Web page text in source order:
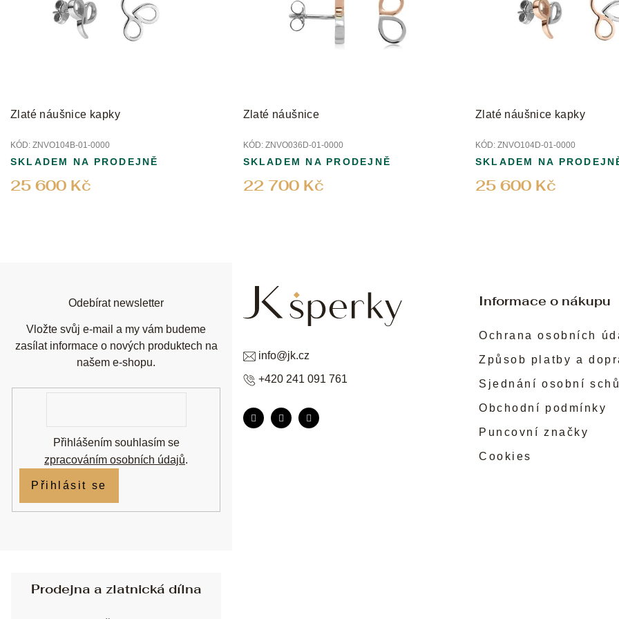
Zlaté náušnice kapky
KÓD: ZNVO104B-01-0000
25 600 Kč
SKLADEM NA PRODEJNĚ
Zlaté náušnice
KÓD: ZNVO036D-01-0000
22 700 Kč
SKLADEM NA PRODEJNĚ
Zlaté náušnice kapky
KÓD: ZNVO104D-01-0000
25 600 Kč
SKLADEM NA
Informace o nákupu
Ochrana osobních
Způsob platby a
Sjednání osobní
Obchodní podmínky
Puncovní značky
Cookies
info@jk.cz
+420 241 091 761
Odebírat newsletter
Vložte svůj e-mail a my vám budeme
zasílat informace o nových produktech na
našem e-shopu.
Přihlášením souhlasím se
zpracováním osobních údajů.
Přihlásit se
Prodejna a zlatnická dílna